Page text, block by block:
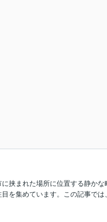
挟まれた場所に位置する静か
を集めています。この記事で